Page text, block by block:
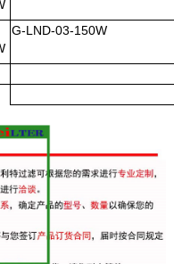
G-LND-03-150W